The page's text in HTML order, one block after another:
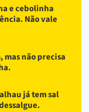
e cebolinha
Não vale
mas não precisa
já tem sal